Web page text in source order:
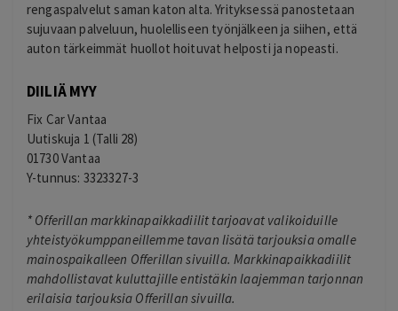
rengaspalvelut saman katon alta. Yrityksessä panostetaan
sujuvaan palveluun, huolelliseen työnjälkeen ja siihen, että
auton tärkeimmät huollot hoituvat helposti ja nopeasti.
DIILIÄ MYY
Fix Car Vantaa
Uutiskuja 1 (Talli 28)
01730 Vantaa
Y-tunnus: 3323327-3
* Offerillan markkinapaikkadiilit tarjoavat valikoiduille
yhteistyökumppaneillemme tavan lisätä tarjouksia omalle
mainospaikalleen Offerillan sivuilla. Markkinapaikkadiilit
mahdollistavat kuluttajille entistäkin laajemman tarjonnan
erilaisia tarjouksia Offerillan sivuilla.